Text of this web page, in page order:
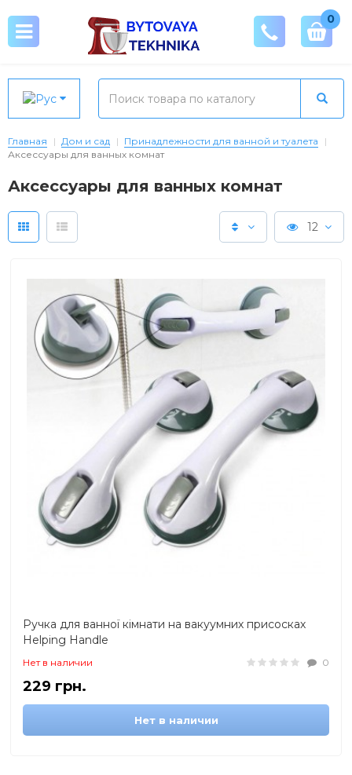
0
Главная Дом и сад
Принадлежности для ванной и туалета
Аксессуары для ванных комнат
Аксессуары для ванных комнат
12
Ручка для ванної кімнати на вакуумних присосках
Helping Handle
Нет в наличии 0
229 грн.
Нет в наличии